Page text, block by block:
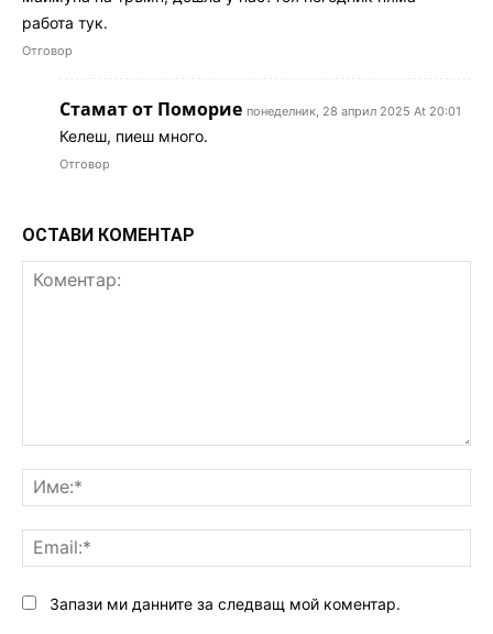
работа тук.
Отговор
Стамат от Поморие понеделник, 28 април 2025 At 20:01
Келеш, пиеш много.
Отговор
ОСТАВИ КОМЕНТАР
Запази ми данните за следващ мой коментар.